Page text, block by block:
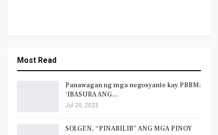
Most Read
Panawagan ng mga negosyante kay PBBM:
‘IBASURA ANG…
Jul 20, 2023
SOLGEN, “PINABILIB” ANG MGA PINOY